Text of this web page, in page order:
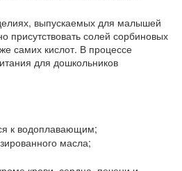
выпускаемых для малышей
присутствовать солей сорбиновых
самих кислот. В процессе
для дошкольников
к водоплавающим;
масла;